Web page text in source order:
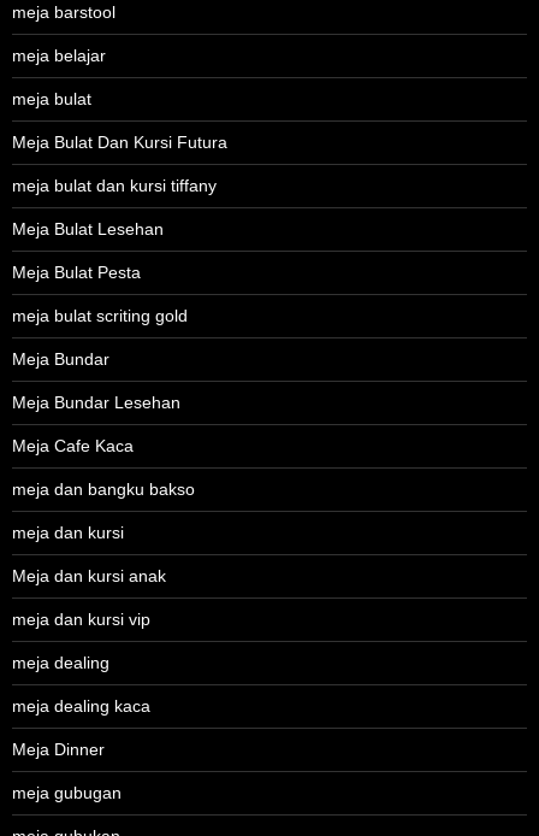
meja barstool
meja belajar
meja bulat
Meja Bulat Dan Kursi Futura
meja bulat dan kursi tiffany
Meja Bulat Lesehan
Meja Bulat Pesta
meja bulat scriting gold
Meja Bundar
Meja Bundar Lesehan
Meja Cafe Kaca
meja dan bangku bakso
meja dan kursi
Meja dan kursi anak
meja dan kursi vip
meja dealing
meja dealing kaca
Meja Dinner
meja gubugan